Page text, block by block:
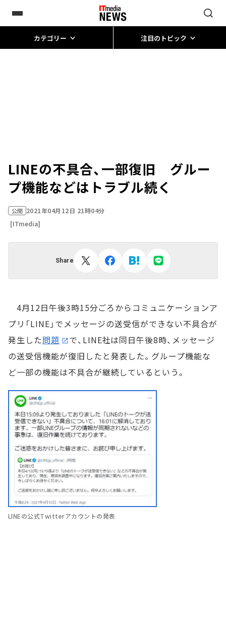
カテゴリー 注目のトピック
LINEの不具合、一部復旧 グルー
プ機能などはトラブル続く
公開 2021年04月12日 21時04分
[ITmedia]
Share
4月12日午後3時15分ごろからコミュニケーションア
プリ「LINE」でメッセージの送受信ができない不具合が
発生した問題
で、LINE社は同日午後8時、メッセージ
の送受信機能が復旧したと発表した。グループ機能な
ど一部の機能は不具合が継続しているという。
LINEの公式Twitterアカウントの発表